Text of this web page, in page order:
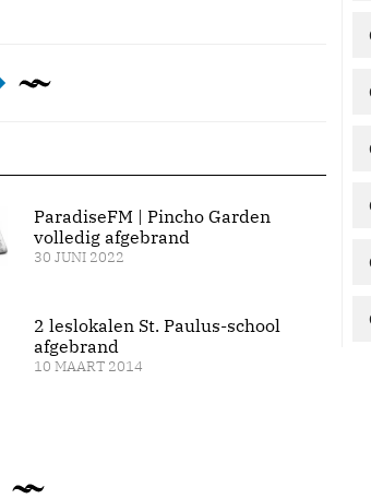
ParadiseFM | Pincho Garden
volledig afgebrand
30 JUNI 2022
2 leslokalen St. Paulus-school
afgebrand
10 MAART 2014